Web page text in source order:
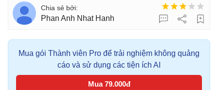
Phan Anh Nhat Hanh
Mua gói Thành viên Pro để trải nghiệm không quảng
cáo và sử dụng các tiện ích AI
Mua 79.000đ